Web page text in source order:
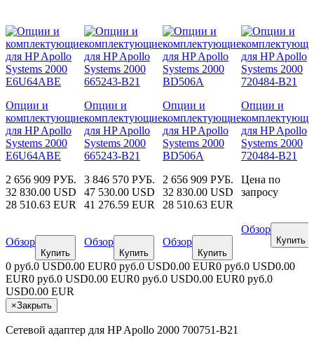
Опции и
комплектующие
для HP Apollo
Systems 2000
E6U64ABE
2 656 909 РУБ.
32 830.00 USD
28 510.63 EUR
Обзор
Купить
Опции и
комплектующие
для HP Apollo
Systems 2000
665243-B21
3 846 570 РУБ.
47 530.00 USD
41 276.59 EUR
Обзор
Купить
Опции и
комплектующие
для HP Apollo
Systems 2000
BD506A
2 656 909 РУБ.
32 830.00 USD
28 510.63 EUR
Обзор
Купить
Опции и
для HP Apollo
Systems 2000
720484-B21
Цена по
запросу
Обзор
Купить
0 руб.0 USD0.00 EUR0 руб.0 USD0.00 EUR0 руб.0 USD0.00
EUR0 руб.0 USD0.00 EUR0 руб.0 USD0.00 EUR0 руб.0
USD0.00 EUR
×Закрыть
Сетевой адаптер для HP Apollo 2000 700751-B21